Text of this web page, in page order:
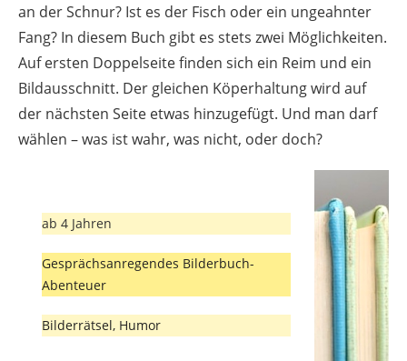
an der Schnur? Ist es der Fisch oder ein ungeahnter
Fang? In diesem Buch gibt es stets zwei Möglichkeiten.
Auf ersten Doppelseite finden sich ein Reim und ein
Bildausschnitt. Der gleichen Köperhaltung wird auf
der nächsten Seite etwas hinzugefügt. Und man darf
wählen – was ist wahr, was nicht, oder doch?
ab 4 Jahren
Gesprächsanregendes Bilderbuch-
Abenteuer
Bilderrätsel, Humor